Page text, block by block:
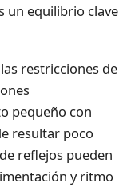
un equilibrio clave
restricciones de
pequeño con
resultar poco
reflejos pueden
y ritmo